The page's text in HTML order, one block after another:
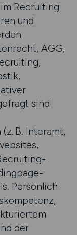
Recruiting
und
AGG,
sind
B. Interamt,
Persönlich
der